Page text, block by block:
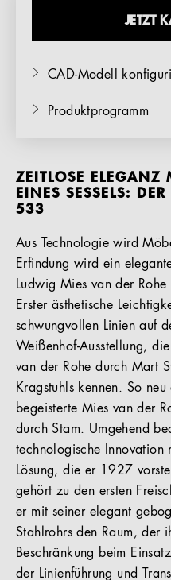
JETZT
CAD-Modell
Produktprogramm
ZEITLOSE ELEGANZ
EINES SESSELS:
533
Aus Technologie wird
Erfindung wird ein
Ludwig Mies van der
Erster ästhetische
schwungvollen Linien auf
Weißenhof-Ausstellung,
van der Rohe durch Mart
Kragstuhls kennen. So
begeisterte Mies van der
durch Stam. Umgehend
technologische Innovation
Lösung, die er 1927
gehört zu den ersten
er mit seiner elegant
Stahlrohrs den Raum, der
Beschränkung beim
der Linienführung und